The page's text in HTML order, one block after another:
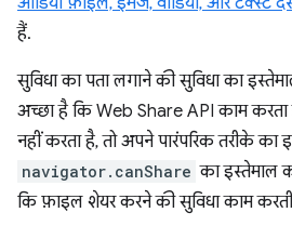
हैं.
सुविधा का पता लगाने की सुविधा का
अच्छा है कि Web Share API काम करता
नहीं करता है, तो अपने पारंपरिक तरीके का
navigator.canShare का इस्तेमाल
कि फ़ाइल शेयर करने की सुविधा काम करती